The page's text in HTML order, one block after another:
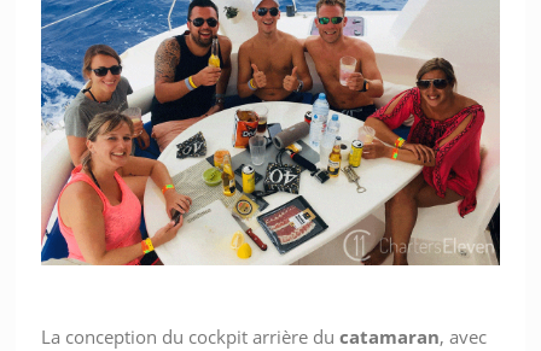
La conception du cockpit arrière ducatamaran, avec